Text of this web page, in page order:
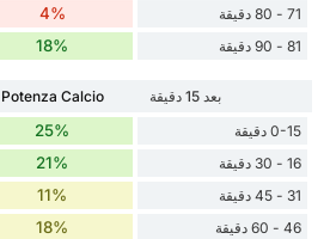
71 - 80 دقيقة 4%
81 - 90 دقيقة 18%
بعد 15 دقيقة Potenza Calcio
0-15 دقيقة
25%
16 - 30 دقيقة 21%
31 - 45 دقيقة 11%
46 - 60 دقيقة 18%